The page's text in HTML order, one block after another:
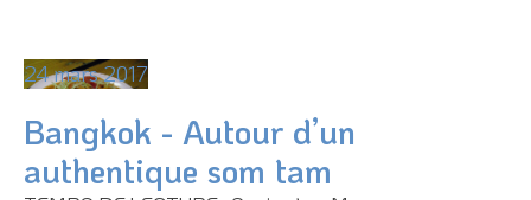
24 mars 2017
Bangkok - Autour d’un
authentique som tam